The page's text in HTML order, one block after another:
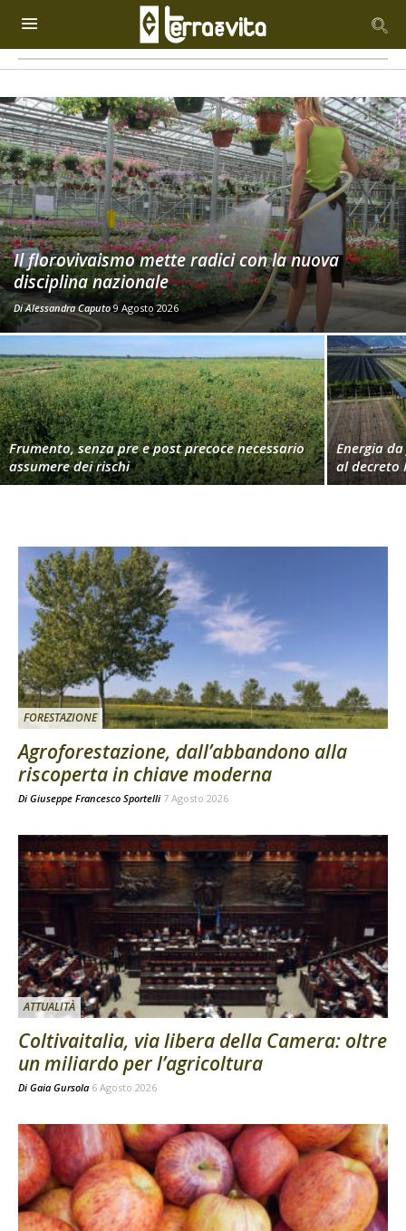
Il florovivaismo mette radici con la nuova
disciplina nazionale
DiAlessandra Caputo 9 Agosto 2026
Frumento, senza pre e post precoce necessario
assumere dei rischi
Energia
al decreto
FORESTAZIONE
Agroforestazione, dall’abbandono alla
riscoperta in chiave moderna
Di Giuseppe Francesco Sportelli 7 Agosto 2026
ATTUALITÀ
Coltivaitalia, via libera della Camera: oltre
un miliardo per l’agricoltura
Di Gaia Gursola 6 Agosto 2026